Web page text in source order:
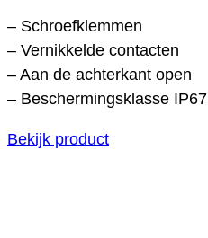
– Schroefklemmen
– Vernikkelde contacten
– Aan de achterkant open
– Beschermingsklasse IP67
Bekijk product